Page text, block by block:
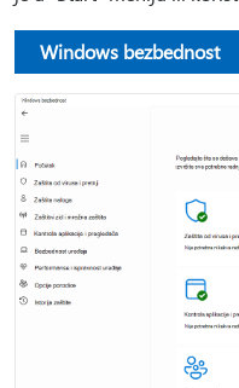
Windows bezbednost